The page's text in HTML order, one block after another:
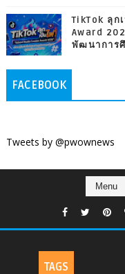
TikTok ลุก
Award
พัฒนาการ
FACEBOOK
Tweets by @pwownews
TAGS